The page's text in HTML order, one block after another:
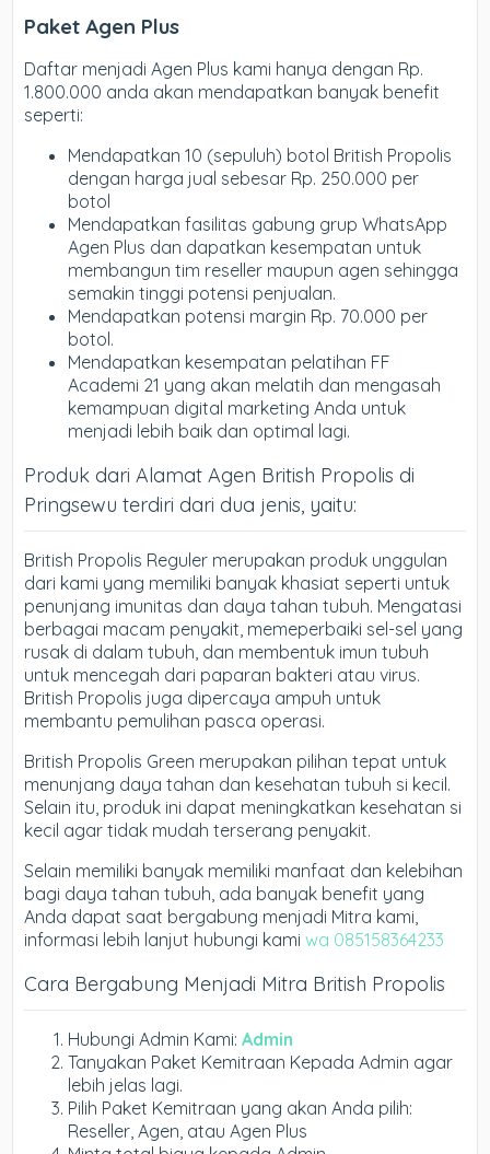
Paket Agen Plus
Daftar menjadi Agen Plus kami hanya dengan Rp.
1.800.000 anda akan mendapatkan banyak benefit
seperti:
Mendapatkan 10 (sepuluh) botol British Propolis
dengan harga jual sebesar Rp. 250.000 per
botol
Mendapatkan fasilitas gabung grup WhatsApp
Agen Plus dan dapatkan kesempatan untuk
membangun tim reseller maupun agen sehingga
semakin tinggi potensi penjualan.
Mendapatkan potensi margin Rp. 70.000 per
botol.
Mendapatkan kesempatan pelatihan FF
Academi 21 yang akan melatih dan mengasah
kemampuan digital marketing Anda untuk
menjadi lebih baik dan optimal lagi.
Produk dari Alamat Agen British Propolis di
Pringsewu terdiri dari dua jenis, yaitu:
British Propolis Reguler merupakan produk unggulan
dari kami yang memiliki banyak khasiat seperti untuk
penunjang imunitas dan daya tahan tubuh. Mengatasi
berbagai macam penyakit, memeperbaiki sel-sel yang
rusak di dalam tubuh, dan membentuk imun tubuh
untuk mencegah dari paparan bakteri atau virus.
British Propolis juga dipercaya ampuh untuk
membantu pemulihan pasca operasi.
British Propolis Green merupakan pilihan tepat untuk
menunjang daya tahan dan kesehatan tubuh si kecil.
Selain itu, produk ini dapat meningkatkan kesehatan si
kecil agar tidak mudah terserang penyakit.
Selain memiliki banyak memiliki manfaat dan kelebihan
bagi daya tahan tubuh, ada banyak benefit yang
Anda dapat saat bergabung menjadi Mitra kami,
informasi lebih lanjut hubungi kamiwa 085158364233
Cara Bergabung Menjadi Mitra British Propolis
Hubungi Admin Kami:Admin
Tanyakan Paket Kemitraan Kepada Admin agar
lebih jelas lagi.
Pilih Paket Kemitraan yang akan Anda pilih:
Reseller, Agen, atau Agen Plus